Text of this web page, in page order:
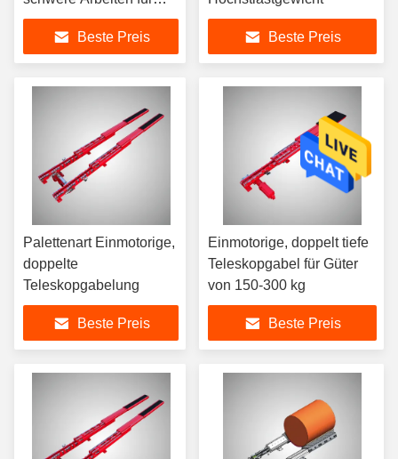
5000-10000 kg
Beste Preis
Beste Preis
Palettenart Einmotorige,
doppelte
Teleskopgabelung
Beste Preis
Einmotorige, doppelt tiefe
Teleskopgabel für Güter
von 150-300 kg
Beste Preis